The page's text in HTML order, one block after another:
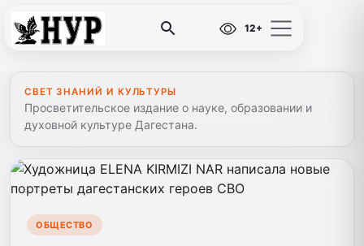
12+
СВЕТ ЗНАНИЙ И КУЛЬТУРЫ
Просветительское издание о науке, образовании и
духовной культуре Дагестана.
ОБЩЕСТВО